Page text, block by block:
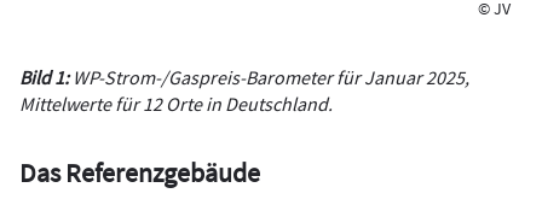
© JV
Bild 1:WP-Strom-/Gaspreis-Barometer für Januar 2025,
Mittelwerte für 12 Orte in Deutschland.
Das Referenzgebäude